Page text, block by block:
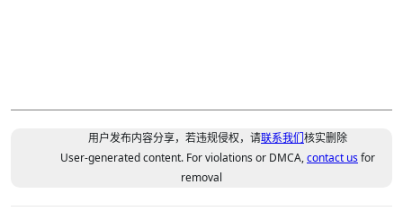
用户发布内容分享，若违规侵权，请联系我们核实删除
User-generated content. For violations or DMCA,contact usfor
removal